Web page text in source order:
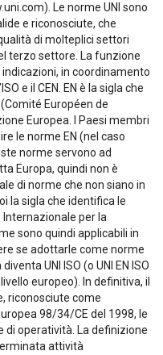
Le norme UNI sono
e riconosciute, che
di molteplici settori
terzo settore. La funzione
indicazioni, in coordinamento
e il CEN. EN è la sigla che
Européen de
Europea. I Paesi membri
le norme EN (nel caso
norme servono ad
Europa, quindi non è
di norme che non siano in
la sigla che identifica le
per la
sono quindi applicabili in
se adottarle come norme
UNI ISO (o UNI EN ISO
europeo). In definitiva, il
riconosciute come
98/34/CE del 1998, le
di operatività. La definizione
attività